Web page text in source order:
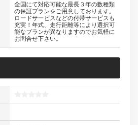
全国にて対応可能な最長３年の数種類
の保証プランをご用意しております。
ロードサービスなどの付帯サービスも
充実！年式、走行距離等により選択可
能なプランが異なりますのでお気軽に
お問合せ下さい。